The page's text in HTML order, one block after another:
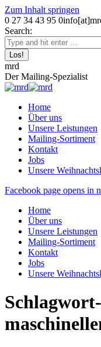
Zum Inhalt springen
0 27 34 43 95 0
Search:
mrd
Der Mailing-Spezialist
Home
Über uns
Unsere Leistungen
Mailing-Sortiment
Kontakt
Jobs
Unsere
Facebook page opens in
Home
Über uns
Unsere Leistungen
Mailing-Sortiment
Kontakt
Jobs
Unsere